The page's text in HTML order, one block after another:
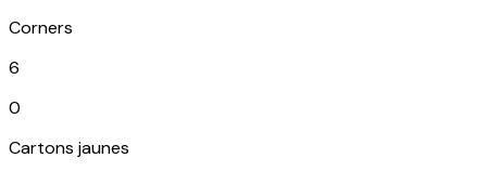
Corners
6
0
Cartons jaunes